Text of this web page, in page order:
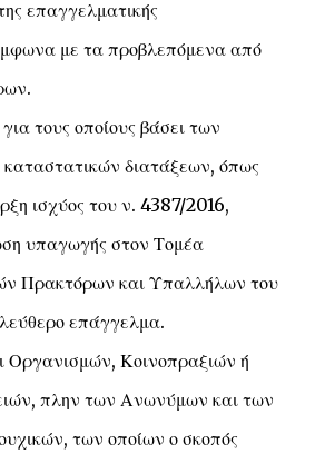
επαγγελματικής
με τα προβλεπόμενα από
τους οποίους βάσει των
καταστατικών διατάξεων, όπως
ισχύος του ν. 4387/2016,
υπαγωγής στον Τομέα
Πρακτόρων και Υπαλλήλων του
επάγγελμα.
Οργανισμών, Κοινοπραξιών ή
πλην των Ανωνύμων και των
των οποίων ο σκοπός